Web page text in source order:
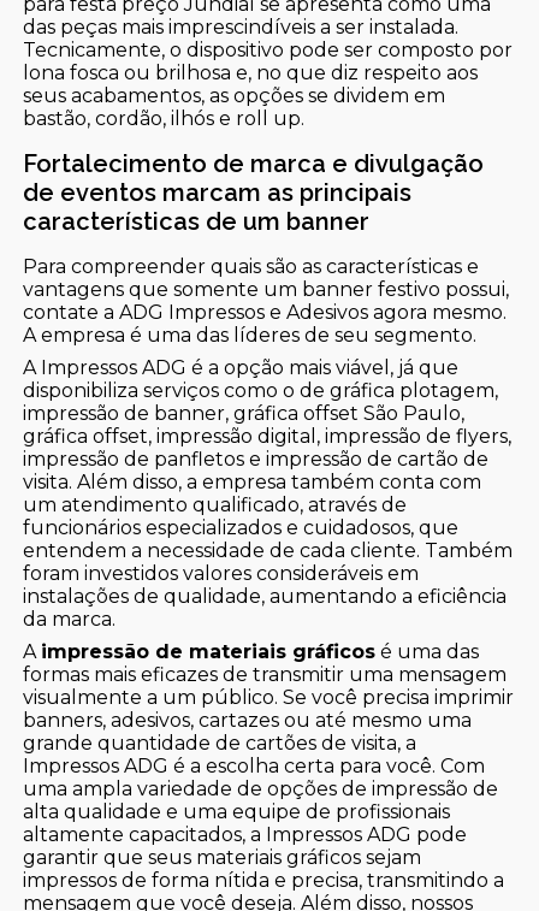
das peças mais imprescindíveis a ser instalada.
Tecnicamente, o dispositivo pode ser composto por
lona fosca ou brilhosa e, no que diz respeito aos
seus acabamentos, as opções se dividem em
bastão, cordão, ilhós e roll up.
Fortalecimento de marca e divulgação
de eventos marcam as principais
características de um banner
Para compreender quais são as características e
vantagens que somente um banner festivo possui,
contate a ADG Impressos e Adesivos agora mesmo.
A empresa é uma das líderes de seu segmento.
A Impressos ADG é a opção mais viável, já que
disponibiliza serviços como o de gráfica plotagem,
impressão de banner, gráfica offset São Paulo,
gráfica offset, impressão digital, impressão de flyers,
impressão de panfletos e impressão de cartão de
visita. Além disso, a empresa também conta com
um atendimento qualificado, através de
funcionários especializados e cuidadosos, que
entendem a necessidade de cada cliente. Também
foram investidos valores consideráveis em
instalações de qualidade, aumentando a eficiência
da marca.
A impressão de materiais gráficos é uma das
formas mais eficazes de transmitir uma mensagem
visualmente a um público. Se você precisa imprimir
banners, adesivos, cartazes ou até mesmo uma
grande quantidade de cartões de visita, a
Impressos ADG é a escolha certa para você. Com
uma ampla variedade de opções de impressão de
alta qualidade e uma equipe de profissionais
altamente capacitados, a Impressos ADG pode
garantir que seus materiais gráficos sejam
impressos de forma nítida e precisa, transmitindo a
mensagem que você deseja. Além disso, nossos